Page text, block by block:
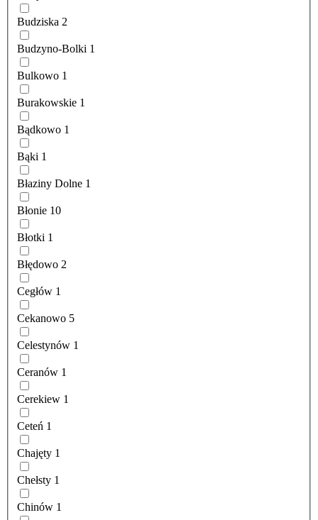
Budziska 2
Budzyno-Bolki 1
Bulkowo 1
Burakowskie 1
Bądkowo 1
Bąki 1
Błaziny Dolne 1
Błonie 10
Błotki 1
Błędowo 2
Cegłów 1
Cekanowo 5
Celestynów 1
Ceranów 1
Cerekiew 1
Ceteń 1
Chajęty 1
Chełsty 1
Chinów 1